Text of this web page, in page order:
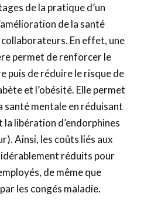
de la pratique d’un
de la santé
En effet, une
permet de renforcer le
puis de réduire le risque de
et l’obésité. Elle permet
santé mentale en réduisant
libération d’endorphines
Ainsi, les coûts liés aux
réduits pour
de même que
les congés maladie.